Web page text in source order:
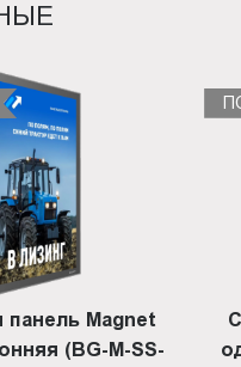
панель Magnet
(BG-M-SS-